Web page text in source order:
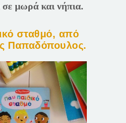
σε μωρά και νήπια.
σταθμό, από
Παπαδόπουλος.